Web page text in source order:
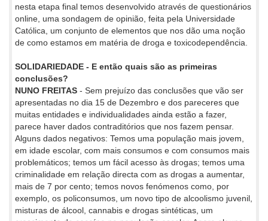
nesta etapa final temos desenvolvido através de questionários
online, uma sondagem de opinião, feita pela Universidade
Católica, um conjunto de elementos que nos dão uma noção
de como estamos em matéria de droga e toxicodependência.
SOLIDARIEDADE - E então quais são as primeiras
conclusões?
NUNO FREITAS - Sem prejuízo das conclusões que vão ser
apresentadas no dia 15 de Dezembro e dos pareceres que
muitas entidades e individualidades ainda estão a fazer,
parece haver dados contraditórios que nos fazem pensar.
Alguns dados negativos: Temos uma população mais jovem,
em idade escolar, com mais consumos e com consumos mais
problemáticos; temos um fácil acesso às drogas; temos uma
criminalidade em relação directa com as drogas a aumentar,
mais de 7 por cento; temos novos fenómenos como, por
exemplo, os policonsumos, um novo tipo de alcoolismo juvenil,
misturas de álcool, cannabis e drogas sintéticas, um